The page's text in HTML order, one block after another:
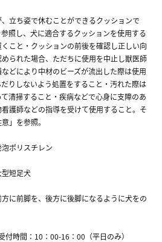
立ち姿で休むことができるクッションで
照し、犬に適合するクッションを使用する
こと・クッションの前後を確認し正しい向
られた場合、ただちに使用を中止し獣医師
どにより中材のビーズが流出した際は使用
りしないよう処置をすること・汚れた際は
清掃すること・疾病などで心身に支障のあ
護師などの指導を受けて使用すること。そ
」を参照。
ポリスチレン
短足犬
に前脚を、後方に後脚になるように犬をの
時間：10：00-16：00（平日のみ）